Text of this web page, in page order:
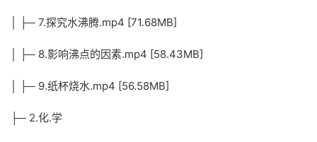
│ ├─ 7.探究水沸腾.mp4 [71.68MB]
│ ├─ 8.影响沸点的因素.mp4 [58.43MB]
│ ├─ 9.纸杯烧水.mp4 [56.58MB]
├─ 2.化.学